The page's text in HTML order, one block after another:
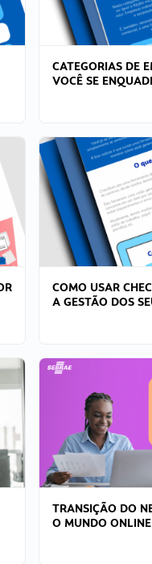
CATEGORIAS DE
VOCÊ SE
COMO USAR
A GESTÃO DOS
TRANSIÇÃO DO
O MUNDO ONLINE